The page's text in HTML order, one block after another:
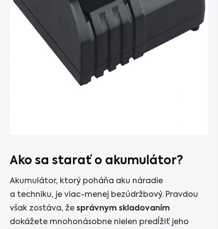
Ako sa starať o akumulátor?
Akumulátor, ktorý poháňa aku náradie
a techniku, je viac-menej bezúdržbový. Pravdou
však zostáva, že správnym skladovaním
dokážete mnohonásobne nielen predĺžiť jeho